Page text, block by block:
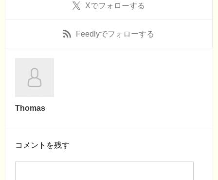
Xでフォローする
Feedlyでフォローする
Thomas
コメントを残す